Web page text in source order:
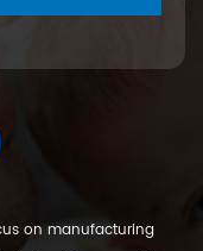
on manufacturing